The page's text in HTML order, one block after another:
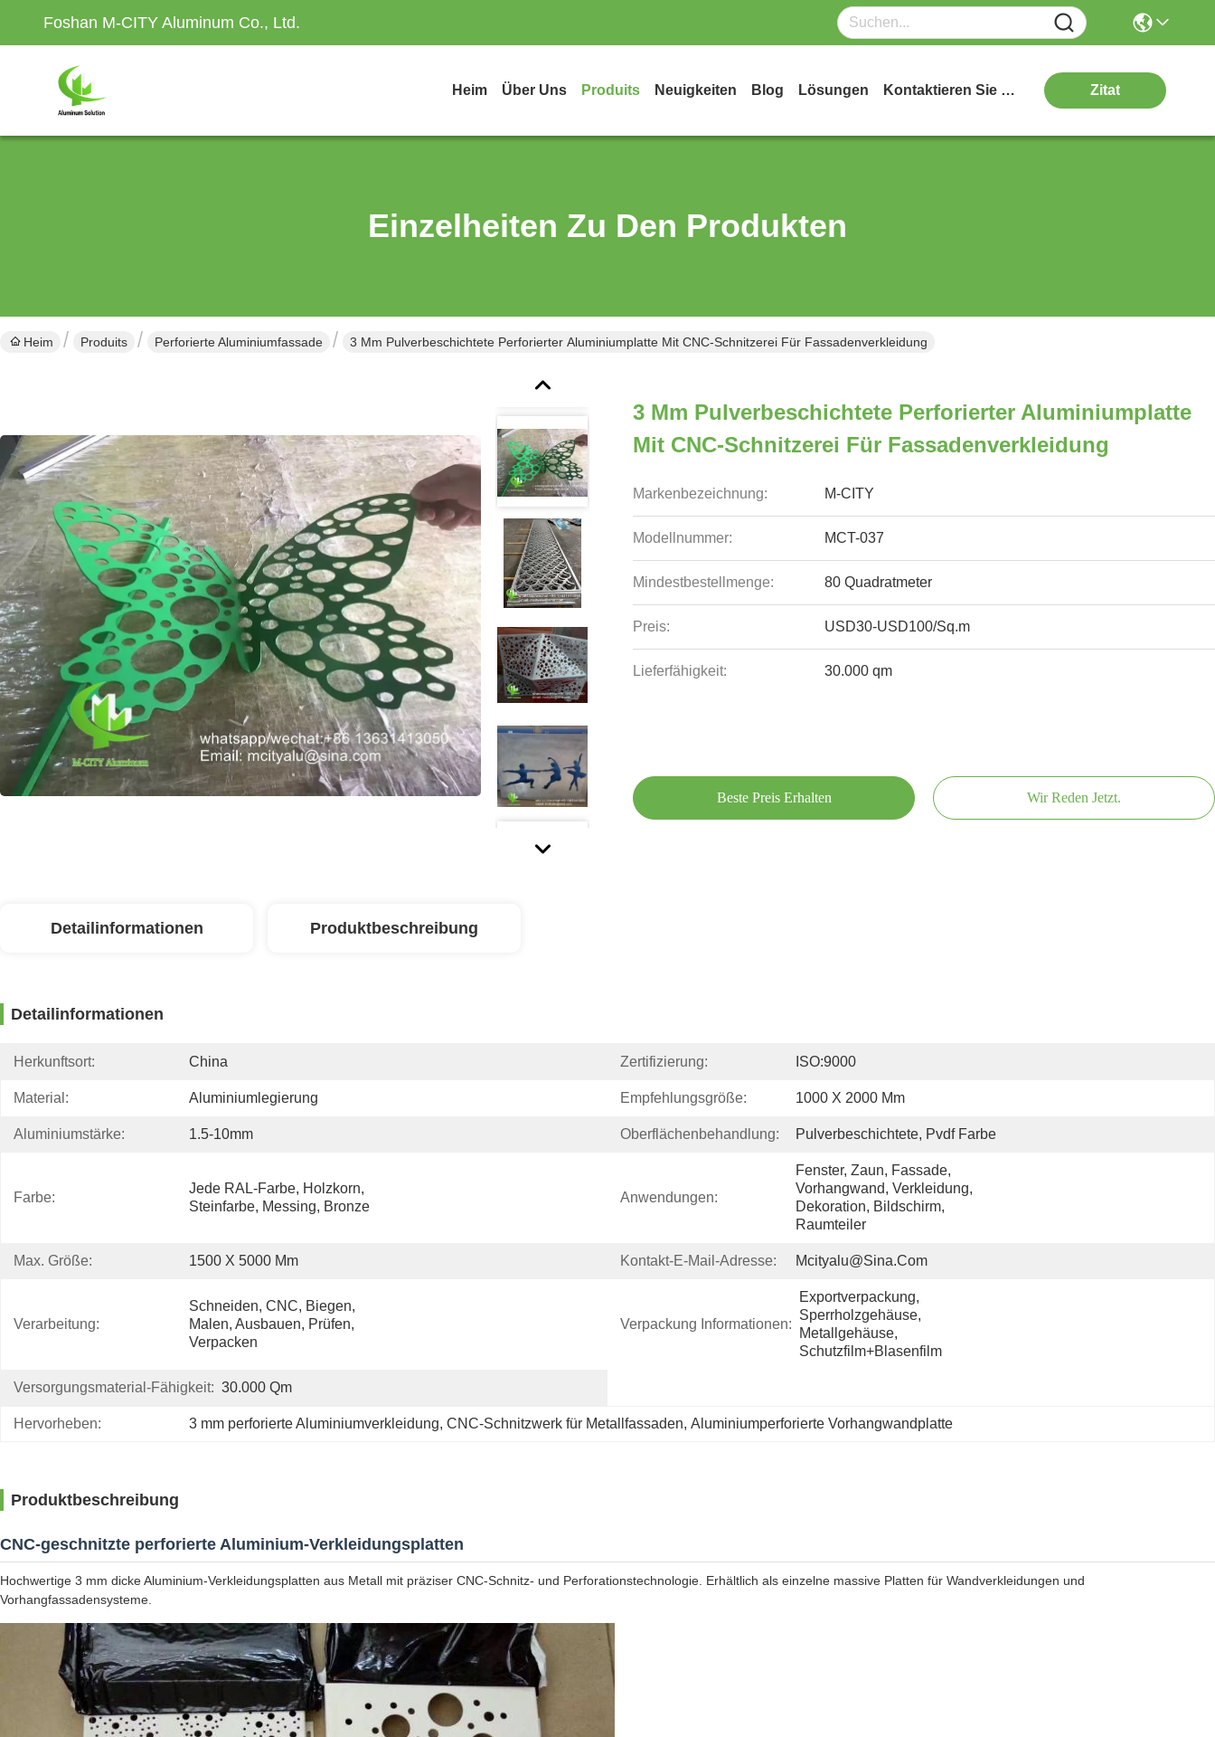
Foshan M-CITY Aluminum Co., Ltd.
Heim Über Uns Produits Neuigkeiten Blog Lösungen Kontaktieren Sie Uns Zitat
Einzelheiten Zu Den Produkten
Heim Produits Perforierte Aluminiumfassade 3 Mm Pulverbeschichtete Perforierter Aluminiumplatte Mit CNC-Schnitzerei Für Fassadenverkleidung
3 Mm Pulverbeschichtete Perforierter Aluminiumplatte
Mit CNC-Schnitzerei Für Fassadenverkleidung
Markenbezeichnung: M-CITY
Modellnummer: MCT-037
Mindestbestellmenge: 80 Quadratmeter
Preis: USD30-USD100/Sq.m
Lieferfähigkeit: 30.000 qm
Beste Preis Erhalten Wir Reden Jetzt.
Detailinformationen Produktbeschreibung
Detailinformationen
Herkunftsort: China Zertifizierung: ISO:9000
Material: Aluminiumlegierung Empfehlungsgröße: 1000 X 2000 Mm
Aluminiumstärke: 1.5-10mm Oberflächenbehandlung: Pulverbeschichtete, Pvdf Farbe
Farbe:
Jede RAL-Farbe, Holzkorn,
Steinfarbe, Messing, Bronze
Anwendungen:
Fenster, Zaun, Fassade,
Vorhangwand, Verkleidung,
Dekoration, Bildschirm,
Raumteiler
Max. Größe: 1500 X 5000 Mm Kontakt-E-Mail-Adresse: Mcityalu@sina.com
Verarbeitung:
Schneiden, CNC, Biegen,
Malen, Ausbauen, Prüfen,
Verpacken
Verpackung Informationen:
Exportverpackung,
Sperrholzgehäuse,
Metallgehäuse,
Schutzfilm+Blasenfilm
Versorgungsmaterial-Fähigkeit: 30.000 Qm
Hervorheben: 3 mm perforierte Aluminiumverkleidung, CNC-Schnitzwerk für Metallfassaden, Aluminiumperforierte Vorhangwandplatte
Produktbeschreibung
CNC-geschnitzte perforierte Aluminium-Verkleidungsplatten
Hochwertige 3 mm dicke Aluminium-Verkleidungsplatten aus Metall mit präziser CNC-Schnitz- und Perforationstechnologie. Erhältlich als einzelne massive Platten für Wandverkleidungen und
Vorhangfassadensysteme.